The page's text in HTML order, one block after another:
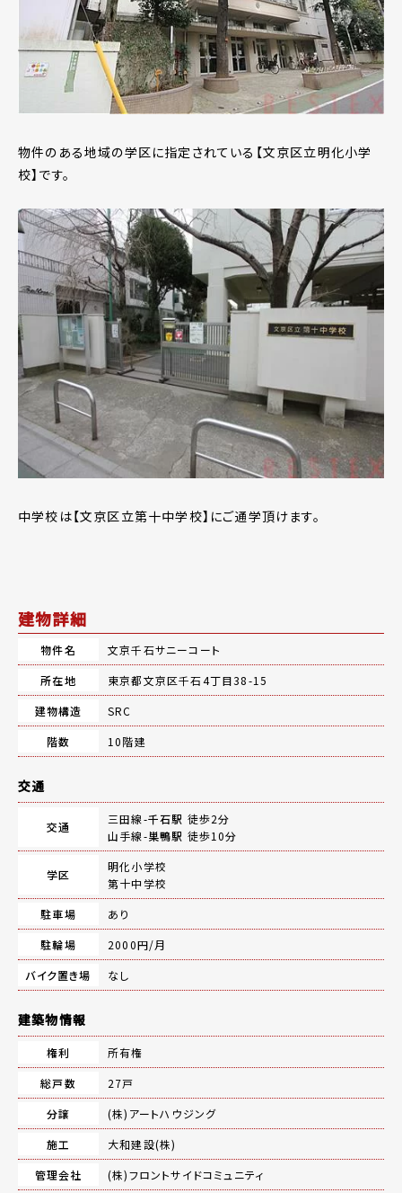
物件のある地域の学区に指定されている【文京区立明化小学
校】です。
中学校は【文京区立第十中学校】にご通学頂けます。
建物詳細
物件名
文京千石サニーコート
所在地
東京都文京区千石4丁目38-15
建物構造
SRC
階数
10階建
交通
交通
三田線-千石駅 徒歩2分
山手線-巣鴨駅 徒歩10分
学区
明化小学校
第十中学校
駐車場
あり
駐輪場
2000円/月
バイク置き場
なし
建築物情報
権利
所有権
総戸数
27戸
分譲
(株)アートハウジング
施工
大和建設(株)
管理会社
(株)フロントサイドコミュニティ